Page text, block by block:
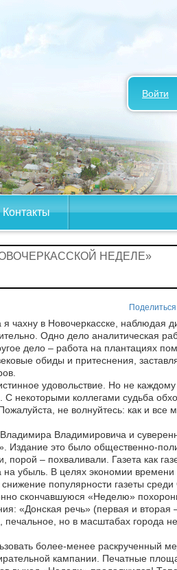
Контакты
Войти
НЕДЕЛЕ»
Поделиться
чахну в Новочеркасске, наблюдая
Одно дело аналитическая
дело – работа на плантациях
обиды и притеснения,
удовольствие. Но не каждому
С некоторыми коллегами судьба
не волнуйтесь: как и все
Владимировича и
Издание это было общественно-
– похваливали. Газета как
убыль. В целях экономии времени
популярности газеты среди
скончавшуюся «Неделю»
«Донская речь» (первая и вторая
но в масштабах города
более-менее раскрученный
кампании. Печатные